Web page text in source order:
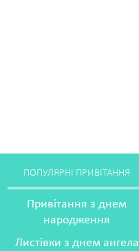
ПОПУЛЯРНІ ПРИВІТАННЯ
Привітання з днем
народження
Листівки з днем ангела